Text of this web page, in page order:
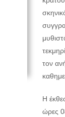
τον
Η
ώρες